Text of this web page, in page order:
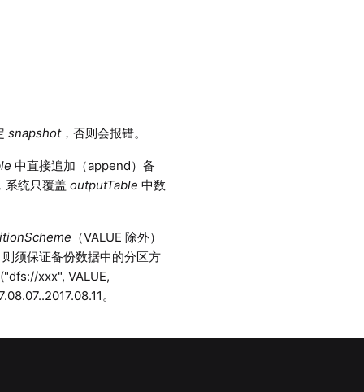
snapshot，否则会报错。
中直接追加（append）备
系统只覆盖outputTable 中数
（VALUE 除外）
须保证备份数据中的分区方
xxx", VALUE,
。